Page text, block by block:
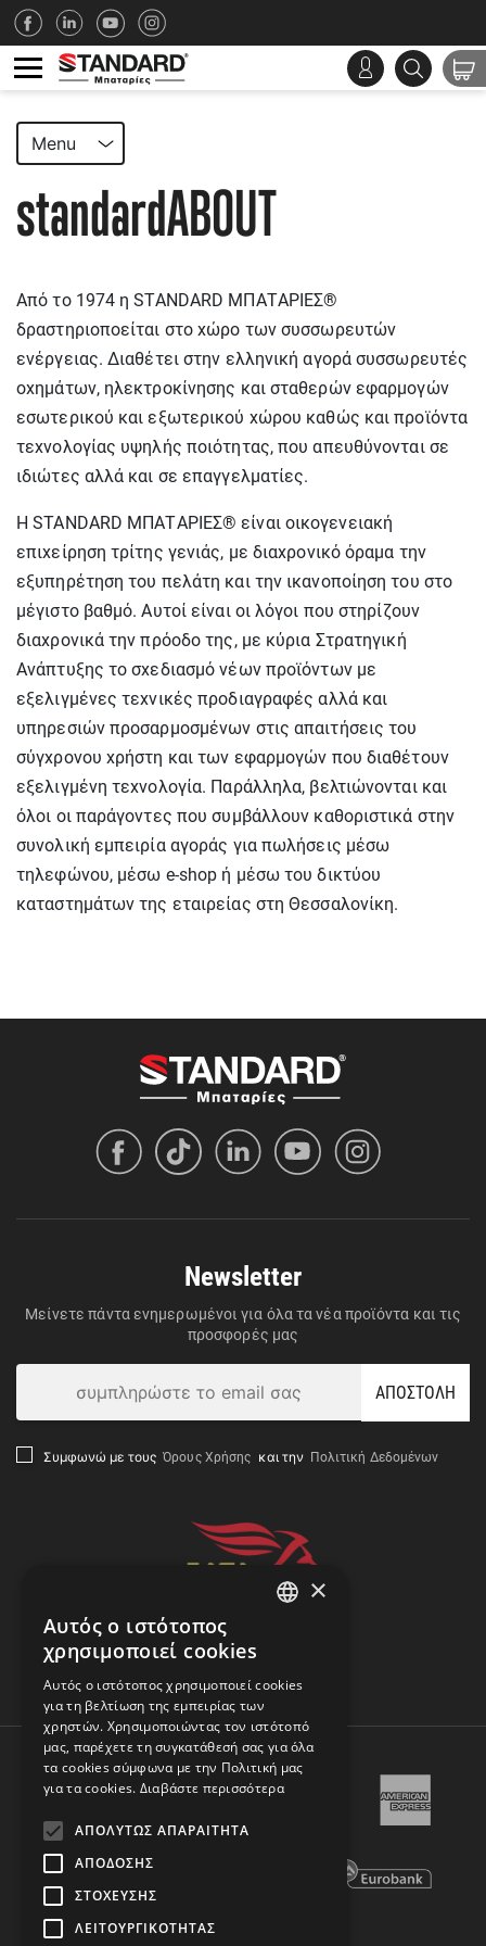
Menu
standardABOUT
Από το 1974 η STANDARD ΜΠΑΤΑΡΙΕΣ®
δραστηριοποείται στο χώρο των συσσωρευτών
ενέργειας. Διαθέτει στην ελληνική αγορά συσσωρευτές
οχημάτων, ηλεκτροκίνησης και σταθερών εφαρμογών
εσωτερικού και εξωτερικού χώρου καθώς και προϊόντα
τεχνολογίας υψηλής ποιότητας, που απευθύνονται σε
ιδιώτες αλλά και σε επαγγελματίες.
Η STANDARD ΜΠΑΤΑΡΙΕΣ® είναι οικογενειακή
επιχείρηση τρίτης γενιάς, με διαχρονικό όραμα την
εξυπηρέτηση του πελάτη και την ικανοποίηση του στο
μέγιστο βαθμό. Αυτοί είναι οι λόγοι που στηρίζουν
διαχρονικά την πρόοδο της, με κύρια Στρατηγική
Ανάπτυξης το σχεδιασμό νέων προϊόντων με
εξελιγμένες τεχνικές προδιαγραφές αλλά και
υπηρεσιών προσαρμοσμένων στις απαιτήσεις του
σύγχρονου χρήστη και των εφαρμογών που διαθέτουν
εξελιγμένη τεχνολογία. Παράλληλα, βελτιώνονται και
όλοι οι παράγοντες που συμβάλλουν καθοριστικά στην
συνολική εμπειρία αγοράς για πωλήσεις μέσω
τηλεφώνου, μέσω e-shop ή μέσω του δικτύου
καταστημάτων της εταιρείας στη Θεσσαλονίκη.
Newsletter
Μείνετε πάντα ενημερωμένοι για όλα τα νέα προϊόντα και τις
προσφορές μας
ΑΠΟΣΤΟΛΗ
Συμφωνώ με τους Όρους Χρήσης και την Πολιτική Δεδομένων
×
Αυτός ο ιστότοπος
χρησιμοποιεί cookies
Αυτός ο ιστότοπος χρησιμοποιεί cookies
για τη βελτίωση της εμπειρίας των
χρηστών. Χρησιμοποιώντας τον ιστότοπό
μας, παρέχετε τη συγκατάθεσή σας για όλα
τα cookies σύμφωνα με την Πολιτική μας
για τα cookies. Διαβάστε περισσότερα
ΑΠΟΛΎΤΩΣ ΑΠΑΡΑΊΤΗΤΑ
ΑΠΌΔΟΣΗΣ
ΣΤΌΧΕΥΣΗΣ
ΛΕΙΤΟΥΡΓΙΚΌΤΗΤΑΣ